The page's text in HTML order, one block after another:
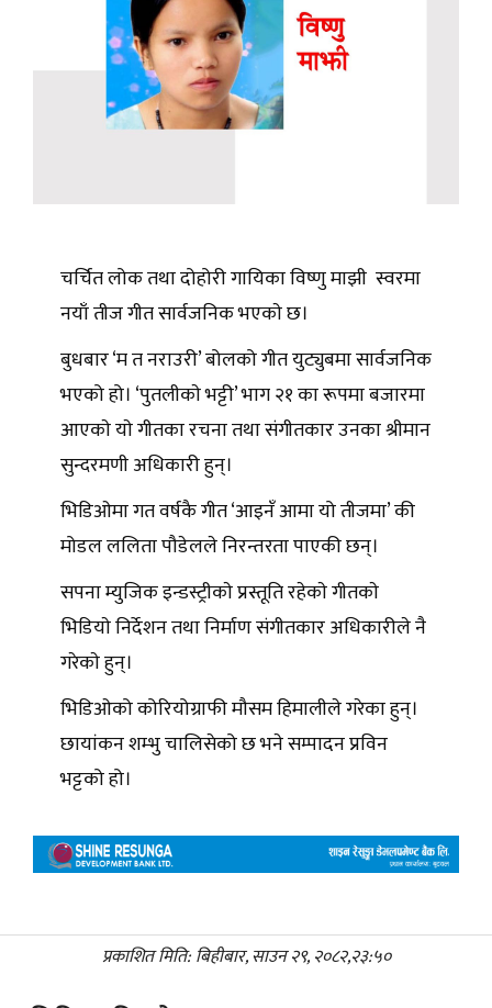
चर्चित लोक तथा दोहोरी गायिका विष्णु माझी स्वरमा
नयाँ तीज गीत सार्वजनिक भएकाे छ।
बुधबार ‘म त नराउरी’ बोलको गीत युट्युबमा सार्वजनिक
भएको हो। ‘पुतलीकाे भट्टी’ भाग २१ का रूपमा बजारमा
आएकाे याे गीतका रचना तथा संगीतकार उनका श्रीमान
सुन्दरमणी अधिकारी हुन्।
भिडिओमा गत वर्षकै गीत ‘आइनँ आमा यो तीजमा’ की
मोडल ललिता पौडेलले निरन्तरता पाएकी छन्।
सपना म्युजिक इन्डस्ट्रीकाे प्रस्तूति रहेकाे गीतकाे
भिडियाे निर्देशन तथा निर्माण संगीतकार अधिकारीले नै
गरेकाे हुन्।
भिडिओको कोरियोग्राफी मौसम हिमालीले गरेका हुन्।
छायांकन शम्भु चालिसेको छ भने सम्पादन प्रविन
भट्टको हो।
प्रकाशित मिति: बिहीबार, साउन २९, २०८२,२३:५०